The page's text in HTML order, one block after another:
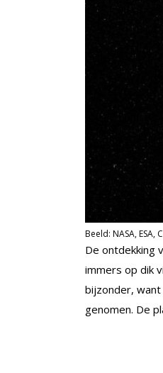
Beeld: NASA, ESA,
De ontdekking
immers op dik
bijzonder,
genomen. De